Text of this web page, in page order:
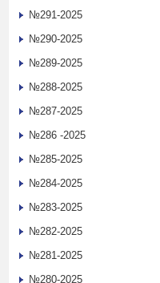
№291-2025
№290-2025
№289-2025
№288-2025
№287-2025
№286 -2025
№285-2025
№284-2025
№283-2025
№282-2025
№281-2025
№280-2025